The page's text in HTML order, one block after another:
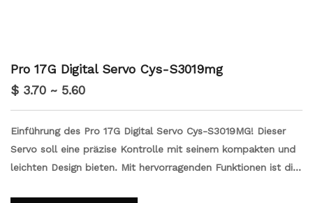
Pro 17G Digital Servo Cys-S3019mg
$ 3.70 ~ 5.60
Einführung des Pro 17G Digital Servo Cys-S3019MG! Dieser
Servo soll eine präzise Kontrolle mit seinem kompakten und
leichten Design bieten. Mit hervorragenden Funktionen ist die